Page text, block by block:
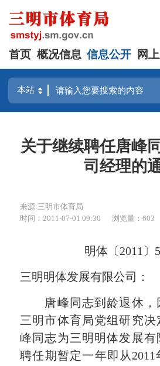
首页 概况信息 信息公开 网
关于继续聘任唐峰
司经理的
来源:三明市体育局
时间：2011-07-01 09:30
浏览量：603
明体〔2011〕
三明明体发展有限公司：
唐峰同志到龄退休，
三明市体育局党组研究
峰同志为三明明体发展
聘任期暂定一年即从2011